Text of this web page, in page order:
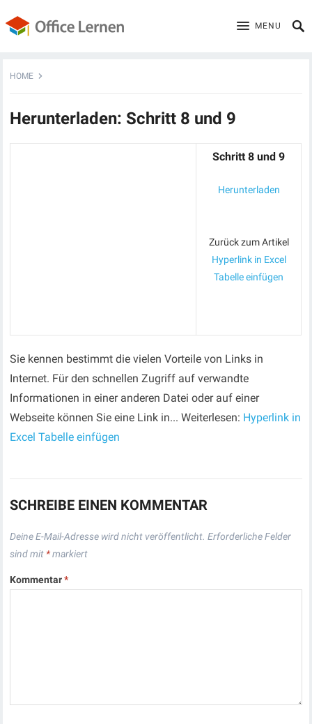
MENU
HOME
Herunterladen: Schritt 8 und 9
Schritt 8 und 9
Herunterladen
Zurück zum Artikel
Hyperlink in Excel
Tabelle einfügen
Sie kennen bestimmt die vielen Vorteile von Links in
Internet. Für den schnellen Zugriff auf verwandte
Informationen in einer anderen Datei oder auf einer
Webseite können Sie eine Link in... Weiterlesen: Hyperlink in
Excel Tabelle einfügen
SCHREIBE EINEN KOMMENTAR
Deine E-Mail-Adresse wird nicht veröffentlicht. Erforderliche Felder
sind mit *markiert
Kommentar*